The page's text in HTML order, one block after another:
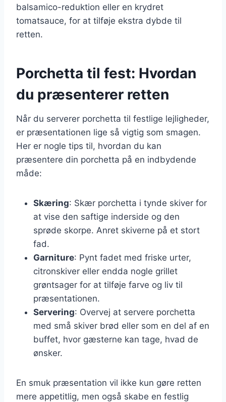
balsamico-reduktion eller en krydret
tomatsauce, for at tilføje ekstra dybde til
retten.
Porchetta til fest: Hvordan
du præsenterer retten
Når du serverer porchetta til festlige lejligheder,
er præsentationen lige så vigtig som smagen.
Her er nogle tips til, hvordan du kan
præsentere din porchetta på en indbydende
måde:
Skæring: Skær porchetta i tynde skiver for
at vise den saftige inderside og den
sprøde skorpe. Anret skiverne på et stort
fad.
Garniture: Pynt fadet med friske urter,
citronskiver eller endda nogle grillet
grøntsager for at tilføje farve og liv til
præsentationen.
Servering: Overvej at servere porchetta
med små skiver brød eller som en del af en
buffet, hvor gæsterne kan tage, hvad de
ønsker.
En smuk præsentation vil ikke kun gøre retten
mere appetitlig, men også skabe en festlig